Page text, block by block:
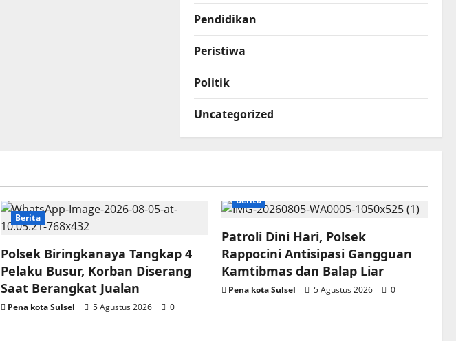
Pendidikan
Peristiwa
Politik
Uncategorized
Berita
Polsek Biringkanaya Tangkap 4
Pelaku Busur, Korban Diserang
Saat Berangkat Jualan
Pena kota Sulsel 5 Agustus 2026 0
Berita
Patroli Dini Hari, Polsek
Rappocini Antisipasi Gangguan
Kamtibmas dan Balap Liar
Pena kota Sulsel 5 Agustus 2026 0